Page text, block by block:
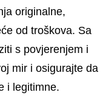
originalne,
od troškova. Sa
s povjerenjem i
mir i osigurajte da
i legitimne.